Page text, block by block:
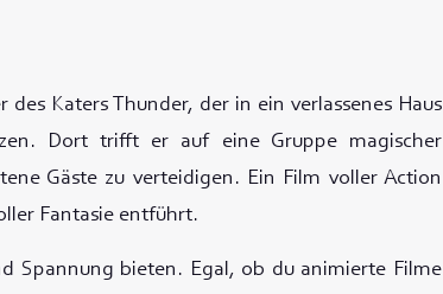
des Katers Thunder, der in ein verlassenes Haus
Dort trifft er auf eine Gruppe magischer
Gäste zu verteidigen. Ein Film voller Action
Fantasie entführt.
Spannung bieten. Egal, ob du animierte Filme